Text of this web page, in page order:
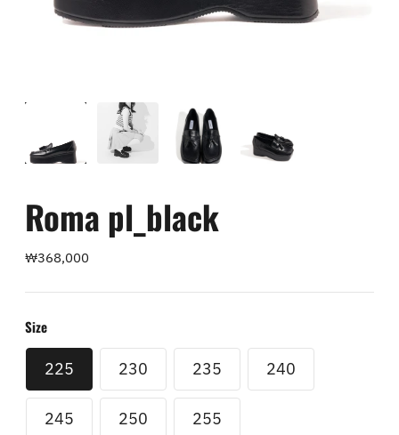
Roma pl_black
₩368,000
Regular
Size
225 230 235 240
245 250 255